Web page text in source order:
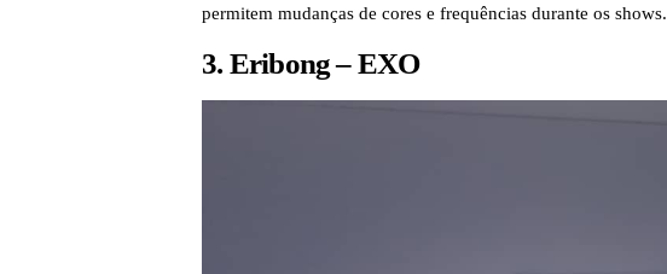
permitem mudanças de cores e frequências durante os shows.
3. Eribong – EXO